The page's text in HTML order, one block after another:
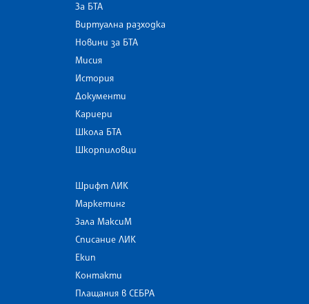
За БТА
Виртуална разходка
Новини за БТА
Мисия
История
Документи
Кариери
Школа БТА
Шкорпиловци
Шрифт ЛИК
Маркетинг
Зала МаксиМ
Списание ЛИК
Екип
Контакти
Плащания в СЕБРА